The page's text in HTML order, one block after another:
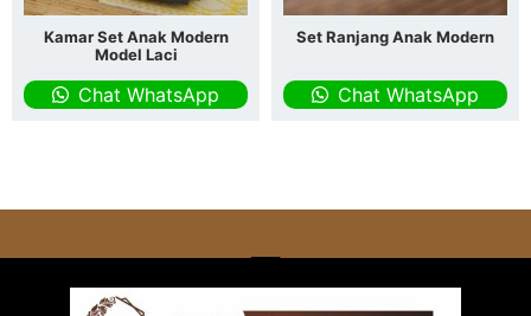
Kamar Set Anak Modern
Model Laci
Chat WhatsApp
Set Ranjang Anak Modern
Chat WhatsApp